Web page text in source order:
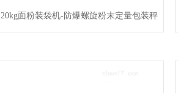
20kg面粉装袋机-防爆螺旋粉末定量包装秤